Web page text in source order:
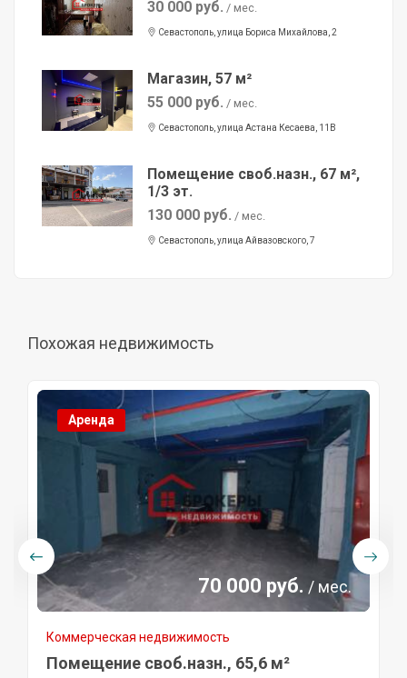
30 000 руб. / мес.
Севастополь, улица Бориса Михайлова, 2
Магазин, 57 м²
55 000 руб. / мес.
Севастополь, улица Астана Кесаева, 11В
Помещение своб.назн., 67 м²,
1/3 эт.
130 000 руб. / мес.
Севастополь, улица Айвазовского, 7
Похожая недвижимость
Аренда
70 000 руб. / мес.
Коммерческая недвижимость
Помещение своб.назн., 65,6 м²